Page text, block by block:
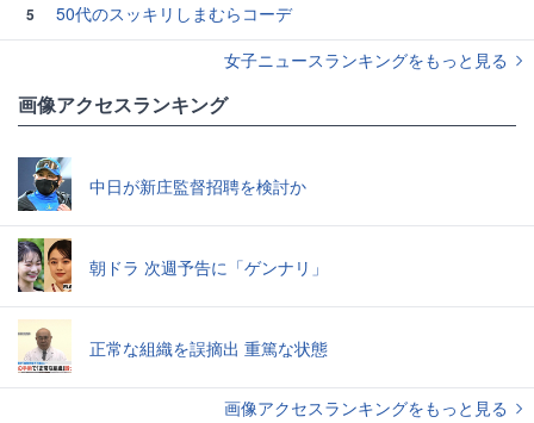
5
50代のスッキリしまむらコーデ
女子ニュースランキングをもっと見る
画像アクセスランキング
中日が新庄監督招聘を検討か
朝ドラ 次週予告に「ゲンナリ」
正常な組織を誤摘出 重篤な状態
画像アクセスランキングをもっと見る